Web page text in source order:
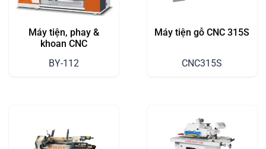
Máy tiện, phay &
khoan CNC
BY-112
Máy tiện gỗ CNC 315S
CNC315S